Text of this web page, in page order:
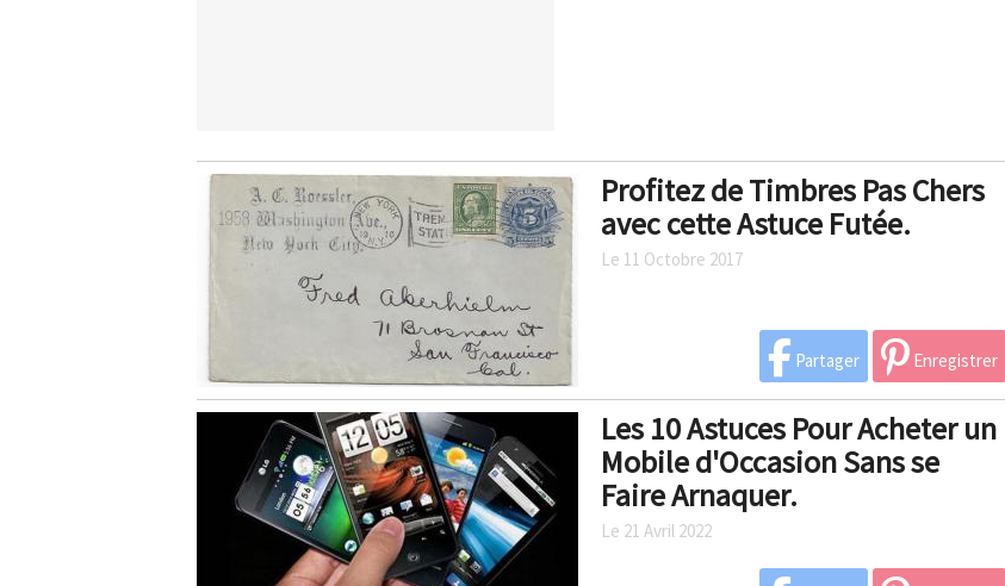
Profitez de Timbres Pas Chers
avec cette Astuce Futée.
Le 11 Octobre 2017
Partager Enregistrer
Les 10 Astuces Pour Acheter un
Mobile d'Occasion Sans se
Faire Arnaquer.
Le 21 Avril 2022